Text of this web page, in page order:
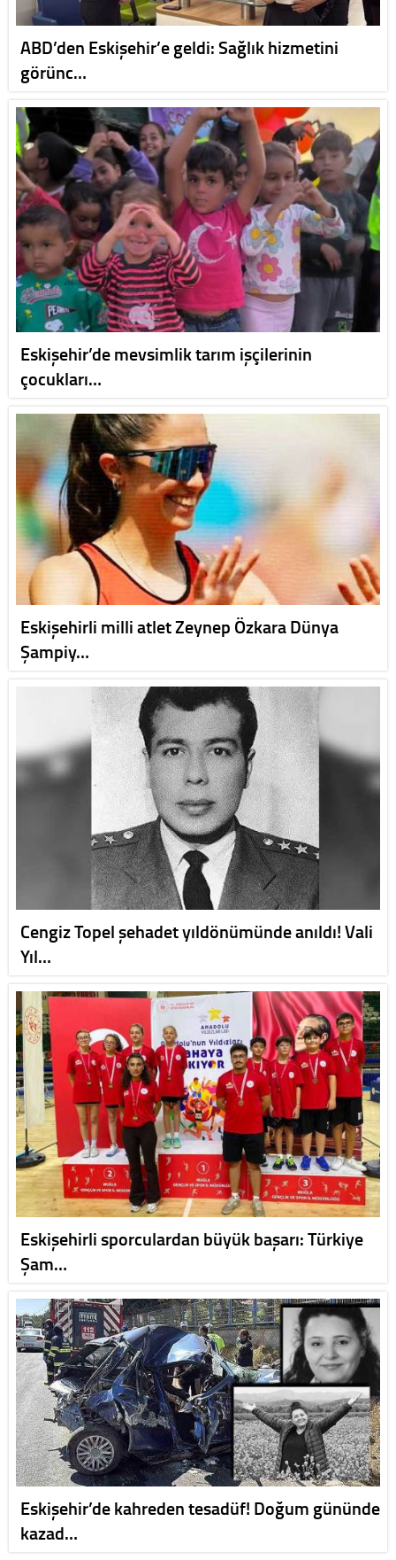
ABD’den Eskişehir’e geldi: Sağlık hizmetini
görünc…
Eskişehir’de mevsimlik tarım işçilerinin
çocukları…
Eskişehirli milli atlet Zeynep Özkara Dünya
Şampiy…
Cengiz Topel şehadet yıldönümünde anıldı! Vali
Yıl…
Eskişehirli sporculardan büyük başarı: Türkiye
Şam…
Eskişehir’de kahreden tesadüf! Doğum gününde
kazad…